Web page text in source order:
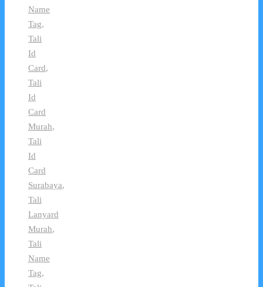
Name
Tag,
Tali
Id
Card,
Tali
Id
Card
Murah,
Tali
Id
Card
Surabaya,
Tali
Lanyard
Murah,
Tali
Name
Tag,